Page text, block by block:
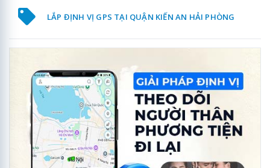
LẮP ĐỊNH VỊ GPS TẠI QUẬN KIẾN AN HẢI PHÒNG